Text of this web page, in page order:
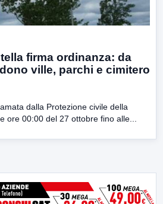
firma ordinanza: da
ville, parchi e cimitero
dalla Protezione civile della
ore 00:00 del 27 ottobre fino alle...